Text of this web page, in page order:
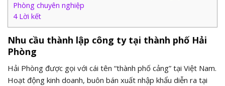
Phòng chuyên nghiệp
4Lời kết
Nhu cầu thành lập công ty tại thành phố Hải
Phòng
Hải Phòng được gọi với cái tên “thành phố cảng” tại Việt Nam.
Hoạt động kinh doanh, buôn bán xuất nhập khẩu diễn ra tại